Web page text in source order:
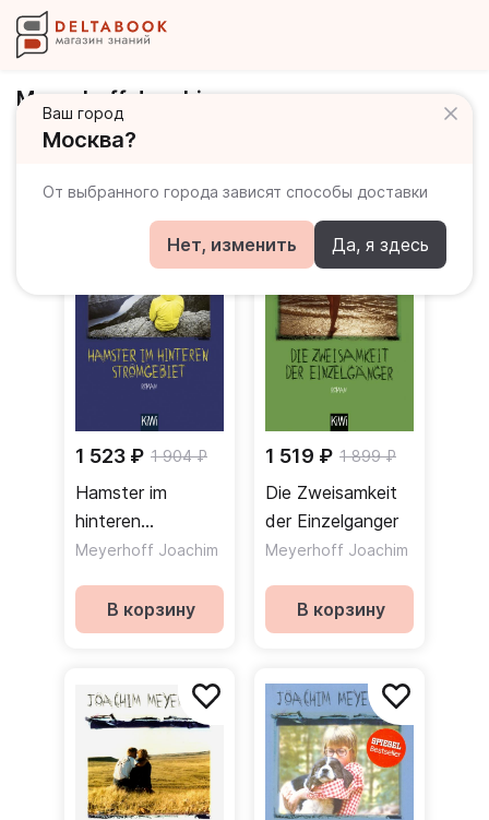
Ваш город
Москва?
От выбранного города зависят способы доставки
Нет, изменить Да, я здесь
Meyerhoff Joachim
Книги автора
1 523 ₽ 1 904 ₽
Hamster im
hinteren
Stromgebiet
Meyerhoff Joachim
В корзину
1 519 ₽ 1 899 ₽
Die Zweisamkeit
der Einzelganger
Meyerhoff Joachim
В корзину